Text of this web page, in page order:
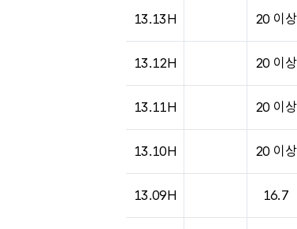
13.13H 20 이상
13.12H 20 이상
13.11H 20 이상
13.10H 20 이상
13.09H 16.7